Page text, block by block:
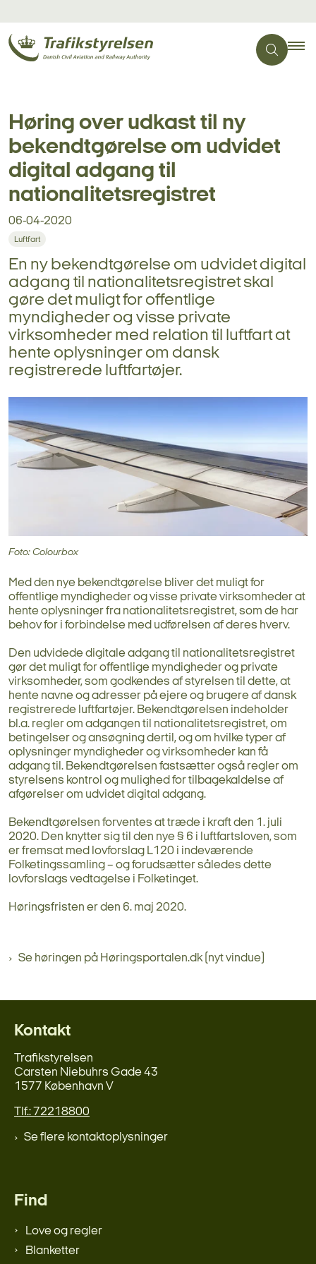
Høring over udkast til ny
bekendtgørelse om udvidet
digital adgang til
nationalitetsregistret
06-04-2020
Luftfart
En ny bekendtgørelse om udvidet digital
adgang til nationalitetsregistret skal
gøre det muligt for offentlige
myndigheder og visse private
virksomheder med relation til luftfart at
hente oplysninger om dansk
registrerede luftfartøjer.
Foto: Colourbox
Med den nye bekendtgørelse bliver det muligt for
offentlige myndigheder og visse private virksomheder at
hente oplysninger fra nationalitetsregistret, som de har
behov for i forbindelse med udførelsen af deres hverv.
Den udvidede digitale adgang til nationalitetsregistret
gør det muligt for offentlige myndigheder og private
virksomheder, som godkendes af styrelsen til dette, at
hente navne og adresser på ejere og brugere af dansk
registrerede luftfartøjer. Bekendtgørelsen indeholder
bl.a. regler om adgangen til nationalitetsregistret, om
betingelser og ansøgning dertil, og om hvilke typer af
oplysninger myndigheder og virksomheder kan få
adgang til. Bekendtgørelsen fastsætter også regler om
styrelsens kontrol og mulighed for tilbagekaldelse af
afgørelser om udvidet digital adgang.
Bekendtgørelsen forventes at træde i kraft den 1. juli
2020. Den knytter sig til den nye § 6 i luftfartsloven, som
er fremsat med lovforslag L120 i indeværende
Folketingssamling – og forudsætter således dette
lovforslags vedtagelse i Folketinget.
Høringsfristen er den 6. maj 2020.
Se høringen på Høringsportalen.dk (nyt vindue)
Kontakt
Trafikstyrelsen
Carsten Niebuhrs Gade 43
1577 København V
Tlf.: 72218800
Se flere kontaktoplysninger
Find
Love og regler
Blanketter